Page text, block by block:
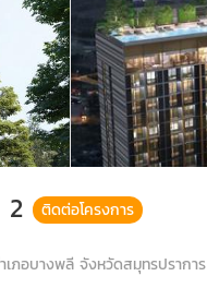
2 ติดต่อโครงการ
ภอบางพลี จังหวัดสมุทรปราการ